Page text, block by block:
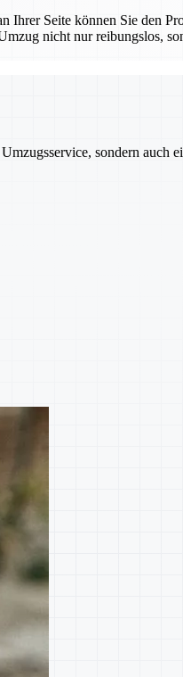
Seite können Sie den
nicht nur reibungslos,
sondern auch